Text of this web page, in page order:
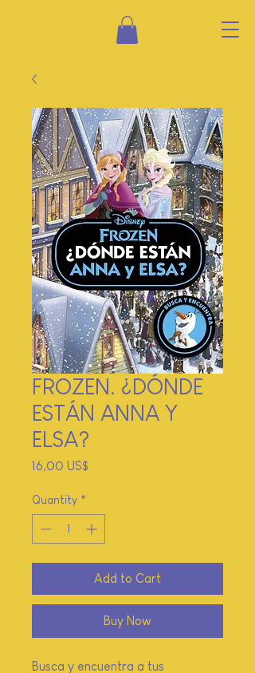
FROZEN. ¿DÓNDE
ESTÁN ANNA Y
ELSA?
16,00 US$
Quantity *
Add to Cart
Buy Now
Busca y encuentra a tus